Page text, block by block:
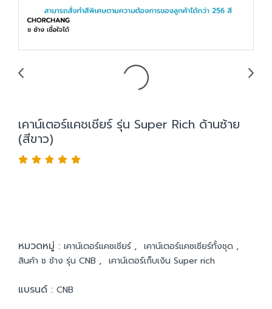
เคาน์เตอร์แคชเชียร์ รุ่น Super Rich ด้านซ้าย
(สีขาว)
หมวดหมู่ : เคาน์เตอร์แคชเชียร์ , เคาน์เตอร์แคชเชียร์ทั้งชุด ,
สินค้า ช ช้าง รุ่น CNB , เคาน์เตอร์เก็บเงิน Super rich
แบรนด์ : CNB